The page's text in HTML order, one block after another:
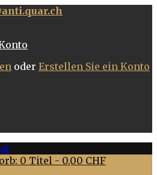
oder Erstellen Sie ein Konto
0 Titel - 0,00 CHF